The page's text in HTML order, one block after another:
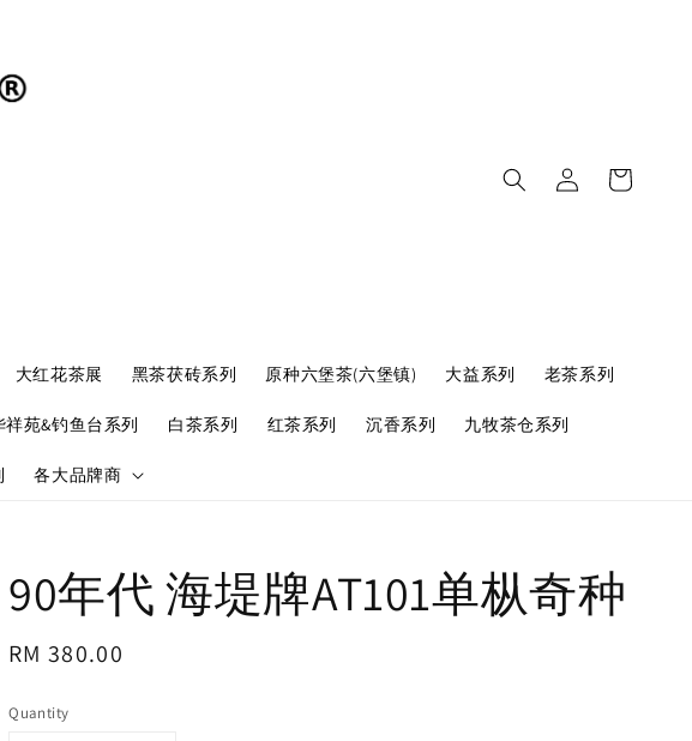
大红花茶展 黑茶茯砖系列 原种六堡茶(六堡镇) 大益系列 老茶系列
祥苑&钓鱼台系列 白茶系列 红茶系列 沉香系列 九牧茶仓系列
各大品牌商
90年代 海堤牌AT101单枞奇种
Regular
RM 380.00
Quantity